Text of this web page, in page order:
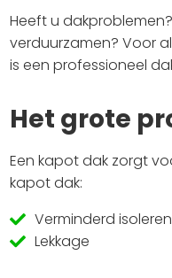
Heeft u
verduurzamen? Voor
is een professioneel
Het grote
Een kapot dak zorgt
kapot dak:
Verminderd
Lekkage